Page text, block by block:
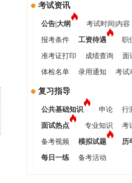
考试资讯
公告|大纲 考试时间|内容
报考条件 工资待遇 职
准考证打印 成绩查询 面
体检名单 录用通知 考试
复习指导
公共基础知识 申论 行
面试热点 专业知识 考
备考视频 模拟试题 历
每日一练 备考活动